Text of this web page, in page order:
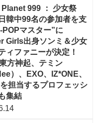
Planet 999 ： 少女祭
韓中99名の参加者を支
POPマスター”に
Girls出身ソンミ＆少女
ィファニーが決定！
方神起、テミン
）、EXO、IZ*ONE、
担当するプロフェッシ
集結